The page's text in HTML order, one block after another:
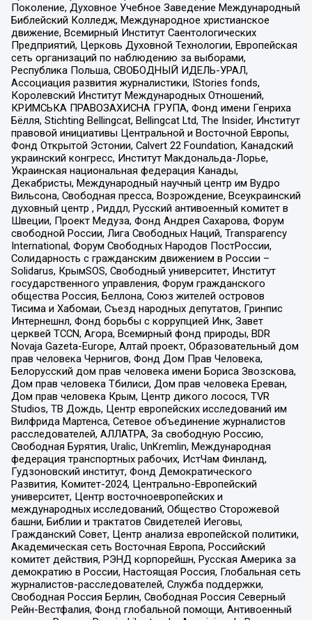
Поколение, Духовное Учебное Заведение Международный
Библейский Колледж, Международное христианское
движение, Всемирный Институт Саентологических
Предприятий, Церковь Духовной Технологии, Европейская
сеть организаций по наблюдению за выборами,
Республика Польша, СВОБОДНЫЙ ИДЕЛЬ-УРАЛ,
Ассоциация развития журналистики, IStories fonds,
Королевский Институт Международных Отношений,
КРИМСЬКА ПРАВОЗАХИСНА ГРУПА, Фонд имени Генриха
Бёлля, Stichting Bellingcat, Bellingcat Ltd, The Insider, Институт
правовой инициативы Центральной и Восточной Европы,
Фонд Открытой Эстонии, Calvert 22 Foundation, Канадский
украинский конгресс, Институт Макдональда-Лорье,
Украинская национальная федерация Канады,
Декабристы, Международный научный центр им Вудро
Вильсона, Свободная пресса, Возрождение, Всеукраинский
духовный центр , Риддл, Русский антивоенный комитет в
Швеции, Проект Медуза, Фонд Андрея Сахарова, Форум
свободной России, Лига Свободных Наций, Transparеncy
International, Форум Свободных Народов ПостРоссии,
Солидарность с гражданским движением в России –
Solidarus, КрымSOS, Свободный университет, Институт
государственного управления, Форум гражданского
общества Россия, Беллона, Союз жителей островов
Тисима и Хабомаи, Съезд народных депутатов, Гринпис
Интернешнл, Фонд борьбы с коррупцией Инк, Завет
церквей TCCN, Агора, Всемирный фонд природы, BDR
Novaja Gazeta-Europe, Алтай проект, Образовательный дом
прав человека Чернигов, Фонд Дом Прав Человека,
Белорусский дом прав человека имени Бориса Звозскова,
Дом прав человека Тбилиси, Дом прав человека Ереван,
Дом прав человека Крым, Центр дикого лосося, TVR
Studios, ТВ Дождь, Центр европейских исследований им
Вилфрида Мартенса, Сетевое объединение журналистов
расследователей, АЛЛАТРА, За свободную Россию,
Свободная Бурятия, Uralic, UnKremlin, Международная
федерация транспортных рабочих, ИстЧам Финланд,
Гудзоновский институт, Фонд Демократического
Развития, Комитет-2024, Центрально-Европейский
университет, Центр восточноевропейских и
международных исследований, Общество Сторожевой
башни, Библии и трактатов Свидетелей Иеговы,
Гражданский Совет, Центр анализа европейской политики,
Академическая сеть Восточная Европа, Российский
комитет действия, РЭНД корпорейшн, Русская Америка за
демократию в России, Настоящая Россия, Глобальная сеть
журналистов-расследователей, Служба поддержки,
Свободная Россия Берлин, Свободная Россия Северный
Рейн-Вестфалия, Фонд глобальной помощи, Антивоенный